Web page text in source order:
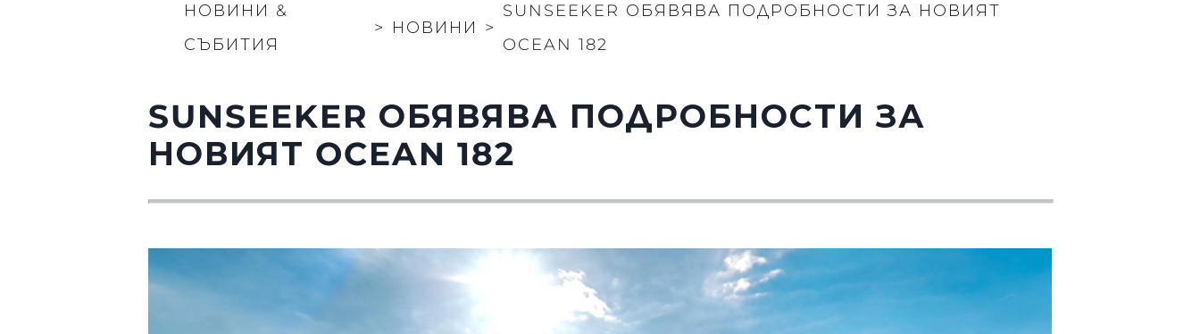
НОВИНИ &
СЪБИТИЯ
> НОВИНИ >
SUNSEEKER ОБЯВЯВА ПОДРОБНОСТИ ЗА НОВИЯТ
OCEAN 182
SUNSEEKER ОБЯВЯВА ПОДРОБНОСТИ ЗА
НОВИЯТ OCEAN 182